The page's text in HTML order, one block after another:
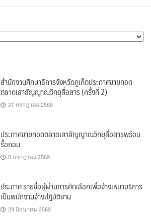
สำนักงานศึกษาธิการจังหวัดภูเก็ตประกาศขายทอด
ตลาดเสาสัญญาณวิทยุสื่อสาร (ครั้งที่ 2)
27 กรกฎาคม 2569
ประกาศขายทอดตลาดเสาสัญญาณวิทยุสื่อสารพร้อม
รื้อถอน
8 กรกฎาคม 2569
ประกาศ รายชื่อผู้ผ่านการคัดเลือกเพื่อจ้างเหมาบริการ
เป็นพนักงานจ้างปฏิบัติงาน
29 มิถุนายน 2569